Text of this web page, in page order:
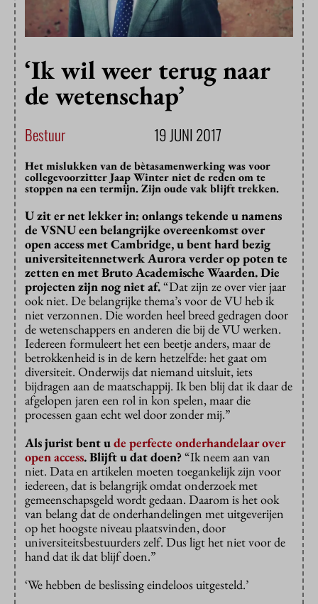
‘Ik wil weer terug naar
de wetenschap’
Bestuur 19 JUNI 2017
Het mislukken van de bètasamenwerking was voor
collegevoorzitter Jaap Winter niet de reden om te
stoppen na een termijn. Zijn oude vak blijft trekken.
U zit er net lekker in: onlangs tekende u namens
de VSNU een belangrijke overeenkomst over
open access met Cambridge, u bent hard bezig
universiteitennetwerk Aurora verder op poten te
zetten en met Bruto Academische Waarden. Die
projecten zijn nog niet af.“Dat zijn ze over vier jaar
ook niet. De belangrijke thema’s voor de VU heb ik
niet verzonnen. Die worden heel breed gedragen door
de wetenschappers en anderen die bij de VU werken.
Iedereen formuleert het een beetje anders, maar de
betrokkenheid is in de kern hetzelfde: het gaat om
diversiteit. Onderwijs dat niemand uitsluit, iets
bijdragen aan de maatschappij. Ik ben blij dat ik daar de
afgelopen jaren een rol in kon spelen, maar die
processen gaan echt wel door zonder mij.”
Als jurist bent ude perfecte onderhandelaar over
open access. Blijft u dat doen?“Ik neem aan van
niet. Data en artikelen moeten toegankelijk zijn voor
iedereen, dat is belangrijk omdat onderzoek met
gemeenschapsgeld wordt gedaan. Daarom is het ook
van belang dat de onderhandelingen met uitgeverijen
op het hoogste niveau plaatsvinden, door
universiteitsbestuurders zelf. Dus ligt het niet voor de
hand dat ik dat blijf doen.”
‘We hebben de beslissing eindeloos uitgesteld.’